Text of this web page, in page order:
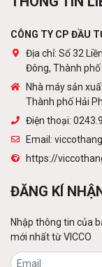
CÔNG TY CP ĐẦU
Địa chỉ: Số 32
Đông, Thành phố
Nhà máy sản
Thành phố Hải
Điện thoại:
Email:
https://
ĐĂNG KÍ
Nhập thông tin của
mới nhất từ VICCO